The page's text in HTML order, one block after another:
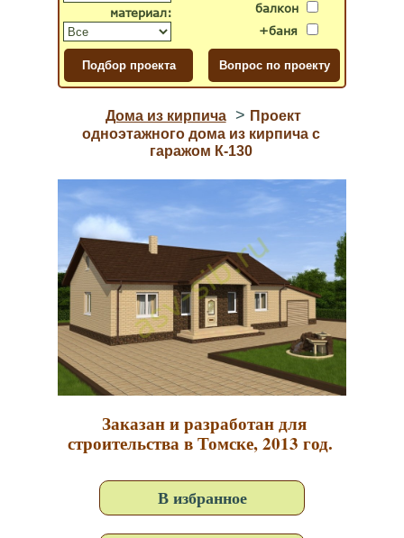
балкон
+баня
материал:
Дома из кирпича > Проект
одноэтажного дома из кирпича с
гаражом К-130
Заказан и разработан для
строительства в Томске, 2013 год.
В избранное